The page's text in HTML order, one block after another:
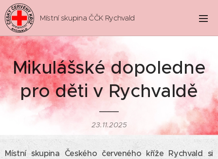
Místní skupina ČČK Rychvald
Mikulášské dopoledne
pro děti v Rychvaldě
23.11.2025
Místní skupina Českého červeného kříže Rychvald si